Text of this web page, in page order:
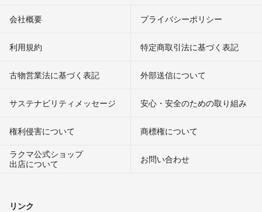
会社概要 プライバシーポリシー
利用規約 特定商取引法に基づく表記
古物営業法に基づく表記 外部送信について
サステナビリティメッセージ 安心・安全のための取り組み
権利侵害について
商標権について
ラクマ公式ショップ
出店について
お問い合わせ
リンク